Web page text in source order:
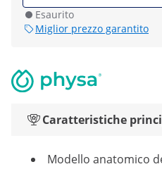
Esaurito
Miglior prezzo garantito
Caratteristiche
Modello anatomico